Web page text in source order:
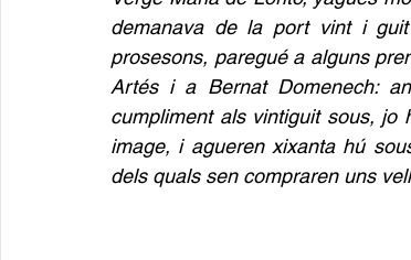
demanava de la port vint i
prosesons, paregué a alguns
Artés i a Bernat Domenech:
cumpliment als vintiguit sous, jo
image, i agueren xixanta hú
dels quals sen compraren uns